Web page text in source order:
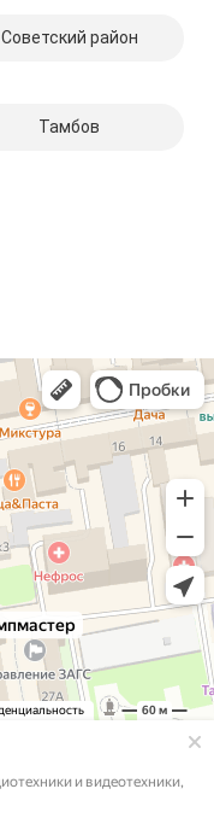
Советский район
Тамбов